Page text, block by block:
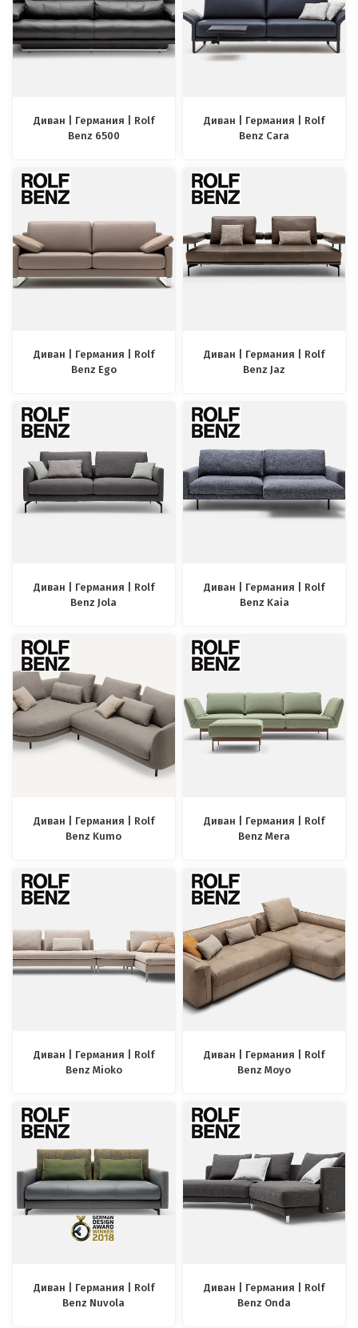
Диван | Германия | Rolf
Benz 6500
Диван | Германия | Rolf
Benz Cara
Диван | Германия | Rolf
Benz Ego
Диван | Германия | Rolf
Benz Jaz
Диван | Германия | Rolf
Benz Jola
Диван | Германия | Rolf
Benz Kaia
Диван | Германия | Rolf
Benz Kumo
Диван | Германия | Rolf
Benz Mera
Диван | Германия | Rolf
Benz Mioko
Диван | Германия | Rolf
Benz Moyo
Диван | Германия | Rolf
Benz Nuvola
Диван | Германия | Rolf
Benz Onda